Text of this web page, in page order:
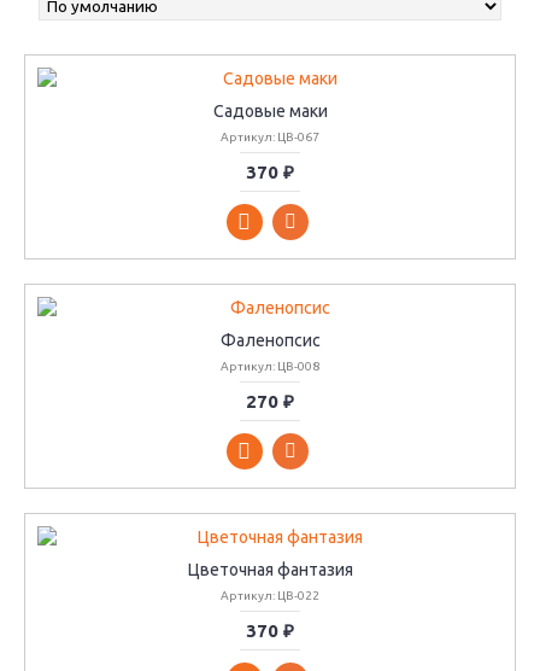
Садовые маки
Артикул: ЦВ-067
370 ₽
Фаленопсис
Артикул: ЦВ-008
270 ₽
Цветочная фантазия
Артикул: ЦВ-022
370 ₽